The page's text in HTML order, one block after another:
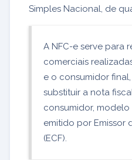
Simples Nacional, de
A NFC-e serve para
comerciais
e o consumidor
substituir a nota
consumidor,
emitido por Emissor
(ECF).